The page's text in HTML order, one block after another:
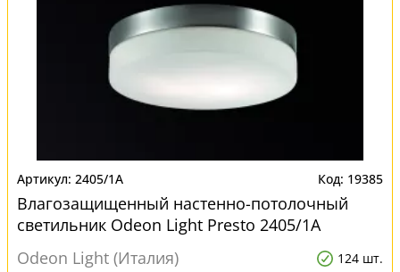
2405/1A 19385
Влагозащищенный настенно-потолочный
светильник Odeon Light Presto 2405/1A
Odeon Light (Италия)
124 шт.